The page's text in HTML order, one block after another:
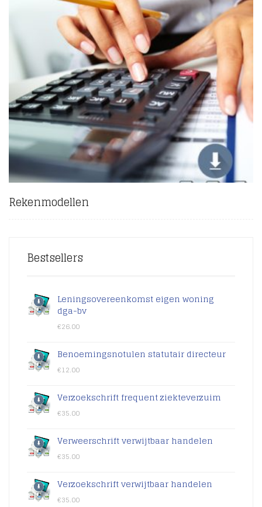
Rekenmodellen
Bestsellers
Leningsovereenkomst eigen woning
dga-bv
€26.00
Benoemingsnotulen statutair directeur
€12.00
Verzoekschrift frequent ziekteverzuim
€35.00
Verweerschrift verwijtbaar handelen
€35.00
Verzoekschrift verwijtbaar handelen
€35.00